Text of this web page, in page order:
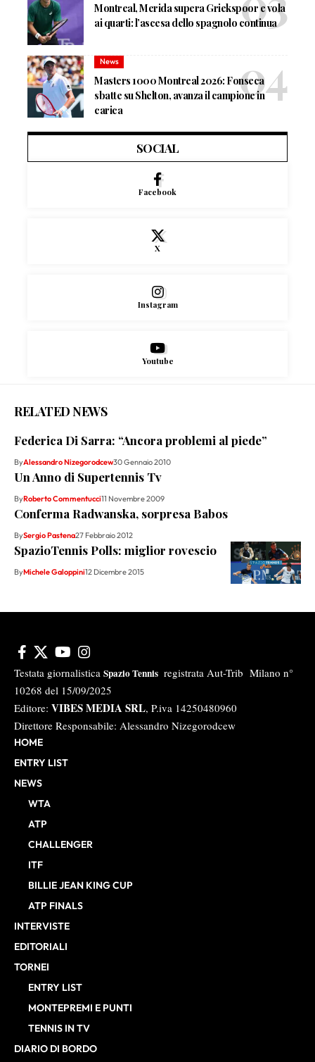
Montreal, Merida supera Griekspoor e vola
ai quarti: l’ascesa dello spagnolo continua
News
Masters 1000 Montreal 2026: Fonseca
sbatte su Shelton, avanza il campione in
carica
SOCIAL
Facebook
X
Instagram
Youtube
RELATED NEWS
Federica Di Sarra: “Ancora problemi al piede”
ByAlessandro Nizegorodcew30 Gennaio 2010
Un Anno di Supertennis Tv
ByRoberto Commentucci11 Novembre 2009
Conferma Radwanska, sorpresa Babos
BySergio Pastena27 Febbraio 2012
SpazioTennis Polls: miglior rovescio
ByMichele Galoppini12 Dicembre 2015
Testata giornalistica Spazio Tennis registrata Aut-Trib Milano n°
10268 del 15/09/2025
Editore: VIBES MEDIA SRL, P.iva 14250480960
Direttore Responsabile: Alessandro Nizegorodcew
HOME
ENTRY LIST
NEWS
WTA
ATP
CHALLENGER
ITF
BILLIE JEAN KING CUP
ATP FINALS
INTERVISTE
EDITORIALI
TORNEI
ENTRY LIST
MONTEPREMI E PUNTI
TENNIS IN TV
DIARIO DI BORDO